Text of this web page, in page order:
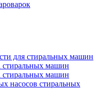
для стиральных машин
машин
стиральных машин
насосов стиральных